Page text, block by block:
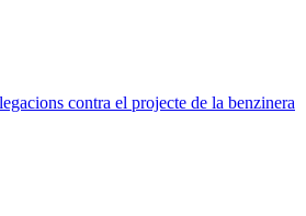
contra el projecte de la benzinera